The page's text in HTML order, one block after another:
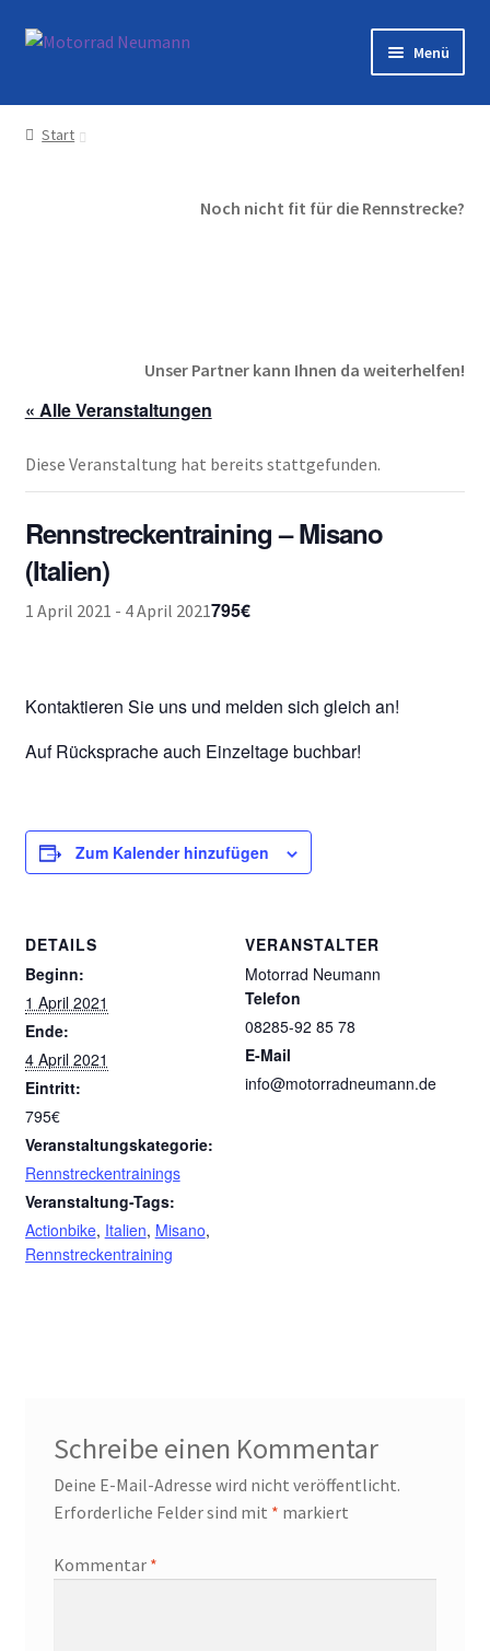
Zur
Zum
Menü
Startseite
Start
Noch nicht fit für die Rennstrecke?
Unser Partner kann Ihnen da weiterhelfen!
« Alle Veranstaltungen
Diese Veranstaltung hat bereits stattgefunden.
Rennstreckentraining – Misano
(Italien)
1 April 2021 - 4 April 2021795€
Kontaktieren Sie uns und melden sich gleich an!
Auf Rücksprache auch Einzeltage buchbar!
Zum Kalender hinzufügen
DETAILS
Beginn:
1 April 2021
Ende:
4 April 2021
Eintritt:
795€
Veranstaltungskategorie:
Rennstreckentrainings
Veranstaltung-Tags:
Actionbike, Italien, Misano,
Rennstreckentraining
VERANSTALTER
Motorrad Neumann
Telefon
08285-92 85 78
E-Mail
info@motorradneumann.de
Schreibe einen Kommentar
Deine E-Mail-Adresse wird nicht veröffentlicht.
Erforderliche Felder sind mit * markiert
Kommentar *